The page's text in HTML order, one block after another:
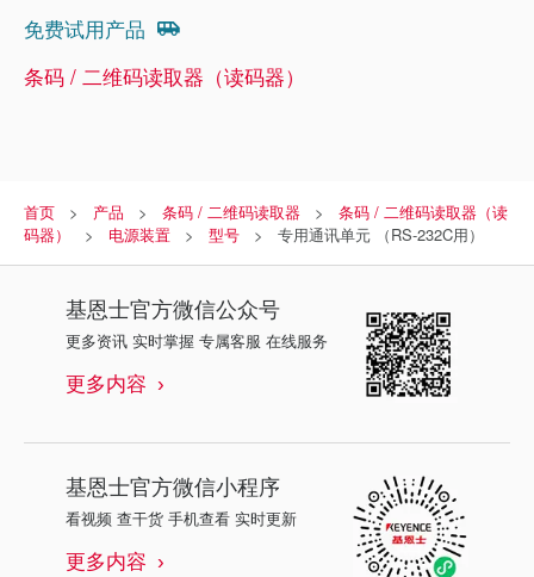
免费试用产品
条码 / 二维码读取器（读码器）
首页 产品 条码 / 二维码读取器
条码 / 二维码读取器（读
码器）
电源装置 型号 专用通讯单元 （RS-232C用）
基恩士官方微信公众号
更多资讯 实时掌握 专属客服 在线服务
更多内容
基恩士官方微信小程序
看视频 查干货 手机查看 实时更新
更多内容